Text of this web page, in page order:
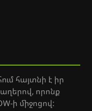
հայտնի է իր
որոնք
ի միջոցով: